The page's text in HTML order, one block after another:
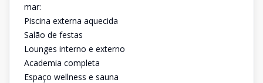
mar:
Piscina externa aquecida
Salão de festas
Lounges interno e externo
Academia completa
Espaço wellness e sauna